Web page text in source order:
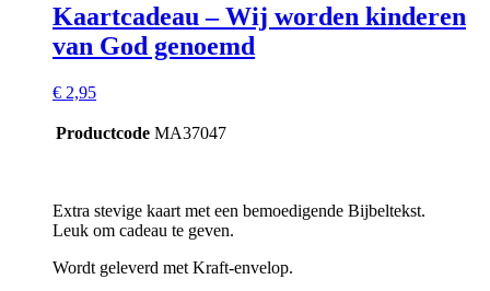
Kaartcadeau – Wij worden kinderen
van God genoemd
€ 2,95
Productcode MA37047
Extra stevige kaart met een bemoedigende Bijbeltekst.
Leuk om cadeau te geven.
Wordt geleverd met Kraft-envelop.